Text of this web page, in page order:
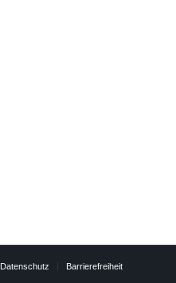
Datenschutz Barrierefreiheit